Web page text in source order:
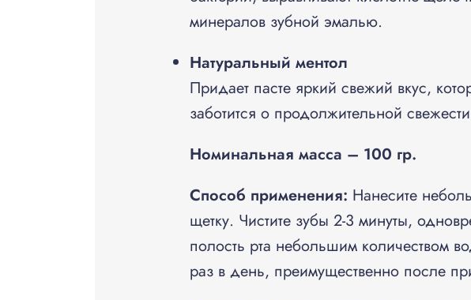
минералов зубной эмалью.
Натуральный ментол
Придает пасте яркий свежий вкус,
заботится о продолжительной
Номинальная масса – 100 гр.
Способ применения: Нанесите
щетку. Чистите зубы 2-3 минуты,
полость рта небольшим количеством
раз в день, преимущественно после